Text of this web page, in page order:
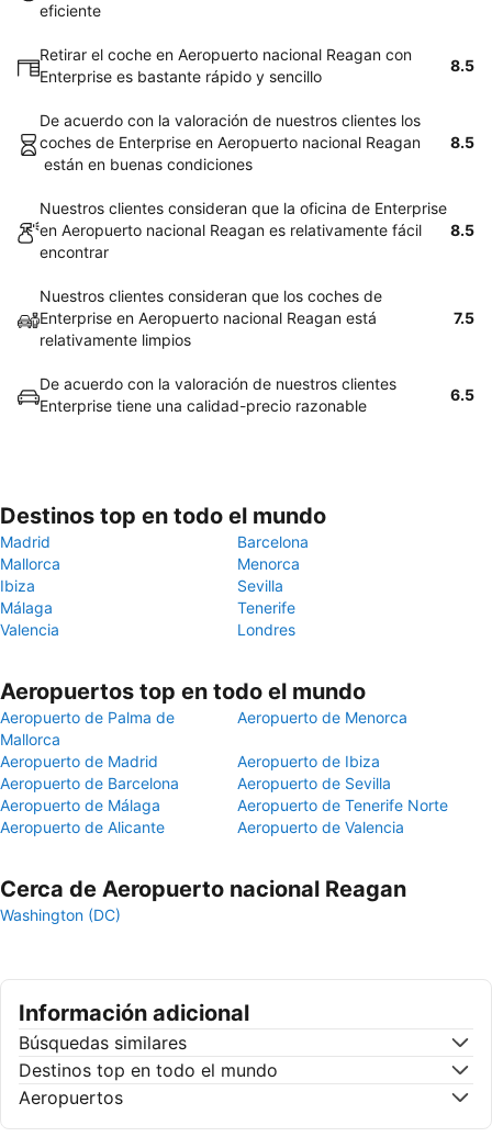
eficiente
Retirar el coche en Aeropuerto nacional Reagan con
Enterprise es bastante rápido y sencillo
8.5
De acuerdo con la valoración de nuestros clientes los
coches de Enterprise en Aeropuerto nacional Reagan
están en buenas condiciones
8.5
Nuestros clientes consideran que la oficina de Enterprise
en Aeropuerto nacional Reagan es relativamente fácil
encontrar
8.5
Nuestros clientes consideran que los coches de
Enterprise en Aeropuerto nacional Reagan está
relativamente limpios
7.5
De acuerdo con la valoración de nuestros clientes
Enterprise tiene una calidad-precio razonable
6.5
Destinos top en todo el mundo
Madrid
Barcelona
Mallorca
Menorca
Ibiza
Sevilla
Málaga
Tenerife
Valencia
Londres
Aeropuertos top en todo el mundo
Aeropuerto de Palma de
Mallorca
Aeropuerto de Menorca
Aeropuerto de Madrid
Aeropuerto de Ibiza
Aeropuerto de Barcelona
Aeropuerto de Sevilla
Aeropuerto de Málaga
Aeropuerto de Tenerife Norte
Aeropuerto de Alicante
Aeropuerto de Valencia
Cerca de Aeropuerto nacional Reagan
Washington (DC)
Información adicional
Búsquedas similares
Destinos top en todo el mundo
Aeropuertos